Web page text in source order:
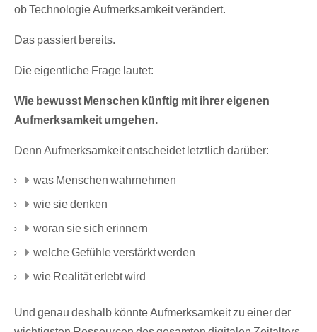
ob Technologie Aufmerksamkeit verändert.
Das passiert bereits.
Die eigentliche Frage lautet:
Wie bewusst Menschen künftig mit ihrer eigenen
Aufmerksamkeit umgehen.
Denn Aufmerksamkeit entscheidet letztlich darüber:
was Menschen wahrnehmen
wie sie denken
woran sie sich erinnern
welche Gefühle verstärkt werden
wie Realität erlebt wird
Und genau deshalb könnte Aufmerksamkeit zu einer der